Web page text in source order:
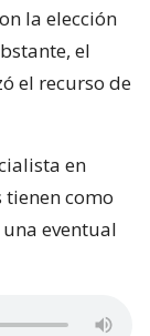
la elección
el
el recurso de
en
como
eventual